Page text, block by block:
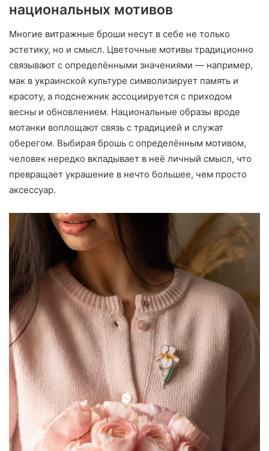
национальных мотивов
Многие витражные броши несут в себе не только
эстетику, но и смысл. Цветочные мотивы традиционно
связывают с определёнными значениями — например,
мак в украинской культуре символизирует память и
красоту, а подснежник ассоциируется с приходом
весны и обновлением. Национальные образы вроде
мотанки воплощают связь с традицией и служат
оберегом. Выбирая брошь с определённым мотивом,
человек нередко вкладывает в неё личный смысл, что
превращает украшение в нечто большее, чем просто
аксессуар.